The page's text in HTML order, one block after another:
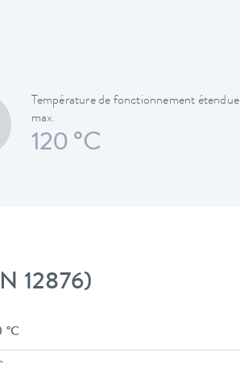
Température de fonctionnement étendue
max.
120 °C
12876)
°C